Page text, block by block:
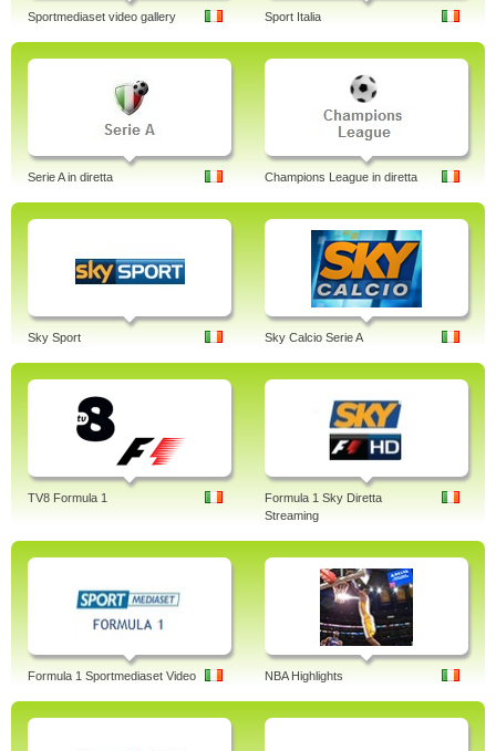
Sportmediaset video gallery Sport Italia
Serie A in diretta Champions League in diretta
Sky Sport Sky Calcio Serie A
TV8 Formula 1
Formula 1 Sky Diretta
Streaming
Formula 1 Sportmediaset Video NBA Highlights